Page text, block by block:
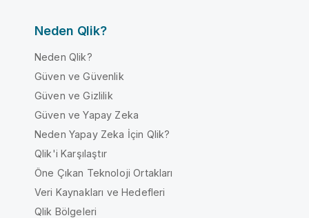
Neden Qlik?
Neden Qlik?
Güven ve Güvenlik
Güven ve Gizlilik
Güven ve Yapay Zeka
Neden Yapay Zeka İçin Qlik?
Qlik'i Karşılaştır
Öne Çıkan Teknoloji Ortakları
Veri Kaynakları ve Hedefleri
Qlik Bölgeleri